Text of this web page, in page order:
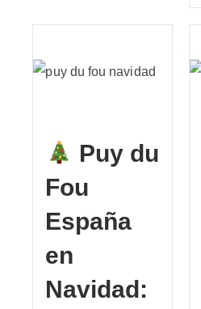
Puy du
Fou
España
en
Navidad: